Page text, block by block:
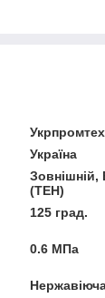
Укрпромтех
Україна
Зовнішній,
(ТЕН)
125 град.
0.6 МПа